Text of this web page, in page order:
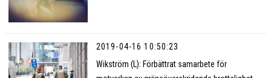
2019-04-16 10:50:23
Wikström (L): Förbättrat samarbete för